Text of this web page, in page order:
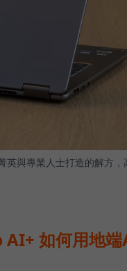
與專業人士打造的解方，
如何用地